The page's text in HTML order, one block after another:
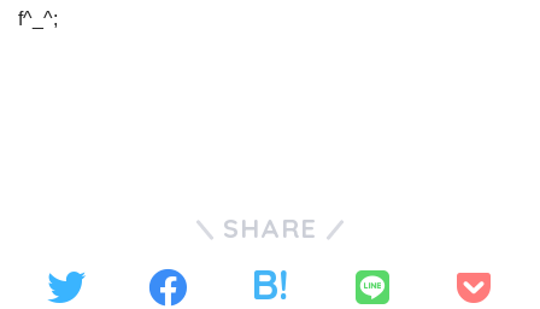
f^_^;
SHARE